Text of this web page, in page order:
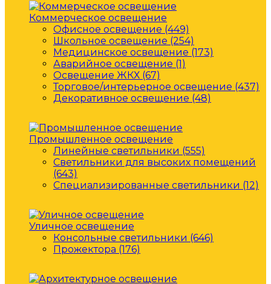
Коммерческое освещение
Офисное освещение (449)
Школьное освещение (254)
Медицинское освещение (173)
Аварийное освещение (1)
Освещение ЖКХ (67)
Торговое/интерьерное освещение (437)
Декоративное освещение (48)
Промышленное освещение
Линейные светильники (555)
Светильники для высоких помещений
(643)
Специализированные светильники (12)
Уличное освещение
Консольные светильники (646)
Прожектора (176)